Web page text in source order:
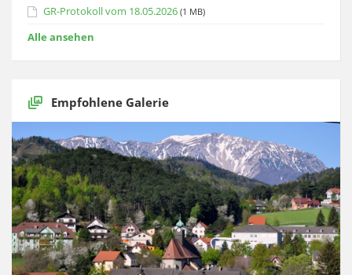
GR-Protokoll vom 18.05.2026 (1 MB)
Alle ansehen
Empfohlene Galerie